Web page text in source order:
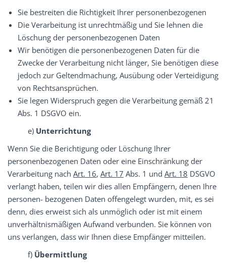
Sie bestreiten die Richtigkeit Ihrer personenbezogenen
Die Verarbeitung ist unrechtmäßig und Sie lehnen die
Löschung der personenbezogenen Daten
Wir benötigen die personenbezogenen Daten für die
Zwecke der Verarbeitung nicht länger, Sie benötigen diese
jedoch zur Geltendmachung, Ausübung oder Verteidigung
von Rechtsansprüchen.
Sie legen Widerspruch gegen die Verarbeitung gemäß 21
Abs. 1 DSGVO ein.
e) Unterrichtung
Wenn Sie die Berichtigung oder Löschung Ihrer
personenbezogenen Daten oder eine Einschränkung der
Verarbeitung nach Art. 16, Art. 17 Abs. 1 und Art. 18 DSGVO
verlangt haben, teilen wir dies allen Empfängern, denen Ihre
personen- bezogenen Daten offengelegt wurden, mit, es sei
denn, dies erweist sich als unmöglich oder ist mit einem
unverhältnismäßigen Aufwand verbunden. Sie können von
uns verlangen, dass wir Ihnen diese Empfänger mitteilen.
f) Übermittlung